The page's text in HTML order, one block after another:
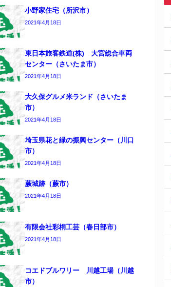
小野家住宅（所沢市）
2021年4月18日
東日本旅客鉄道(株) 大宮総合車両
センター（さいたま市）
2021年4月18日
大久保グルメ米ランド（さいたま
市）
2021年4月18日
埼玉県花と緑の振興センター（川口
市）
2021年4月18日
蕨城跡（蕨市）
2021年4月18日
有限会社彩桐工芸（春日部市）
2021年4月18日
コエドブルワリー 川越工場（川越
市）